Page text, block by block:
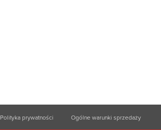
Polityka prywatności Ogólne warunki sprzedaży